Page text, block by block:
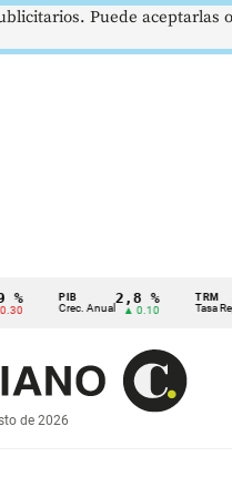
PIB
Crec. Anual
2,8 %
▲ 0.10
TRM
Tasa Rep.
de 2026
Puede aceptarlas